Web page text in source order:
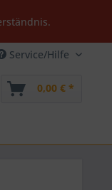
Service/Hilfe
0,00 € *